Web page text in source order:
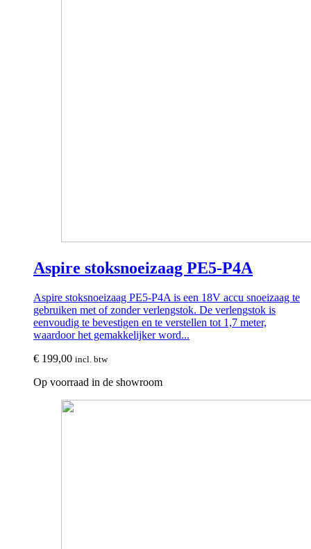
Aspire stoksnoeizaag PE5-P4A
Aspire stoksnoeizaag PE5-P4A is een 18V accu snoeizaag te
gebruiken met of zonder verlengstok. De verlengstok is
eenvoudig te bevestigen en te verstellen tot 1,7 meter,
waardoor het gemakkelijker word...
€ 199,00 incl. btw
Op voorraad in de showroom